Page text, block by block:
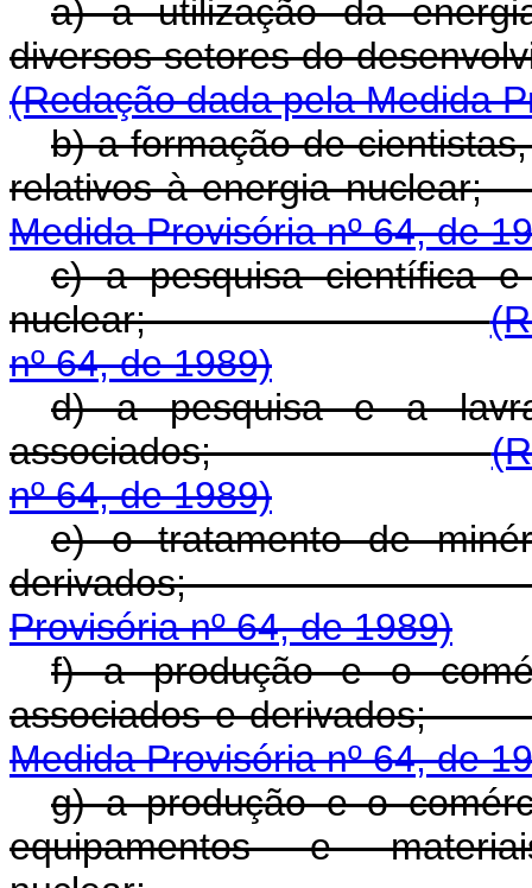
a) a utilização da
diversos setores do
(Redação dada pela Medida
b) a formação de
relativos à
Medida Provisória nº 64, de
c) a pesquisa científica
nuclear;
nº 64, de 1989)
d) a pesquisa e a
associados;
nº 64, de 1989)
e) o tratamento de
Provisória nº 64, de 1989)
f) a produção e o
associados e
Medida Provisória nº 64, de
g) a produção e o
equipamentos e